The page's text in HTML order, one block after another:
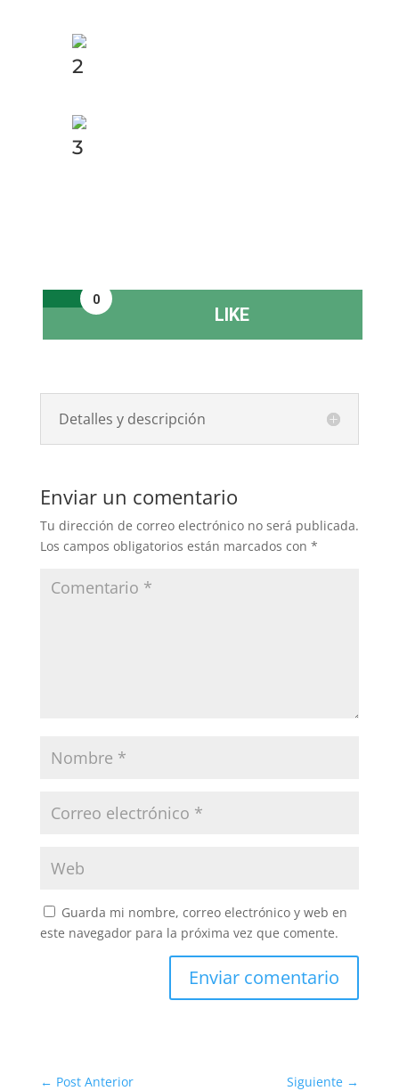
2
3
0
LIKE
Detalles y descripción
Enviar un comentario
Tu dirección de correo electrónico no será publicada.
Los campos obligatorios están marcados con *
Guarda mi nombre, correo electrónico y web en
este navegador para la próxima vez que comente.
Enviar comentario
← Post Anterior Siguiente →